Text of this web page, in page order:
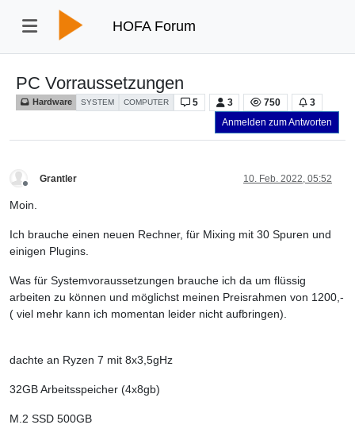
HOFA Forum
PC Vorraussetzungen
Hardware SYSTEM COMPUTER 5 3 750
3
Anmelden zum Antworten
Grantler 10. Feb. 2022, 05:52
Moin.
Ich brauche einen neuen Rechner, für Mixing mit 30 Spuren und
einigen Plugins.
Was für Systemvoraussetzungen brauche ich da um flüssig
arbeiten zu können und möglichst meinen Preisrahmen von 1200,-
( viel mehr kann ich momentan leider nicht aufbringen).
dachte an Ryzen 7 mit 8x3,5gHz
32GB Arbeitsspeicher (4x8gb)
M.2 SSD 500GB